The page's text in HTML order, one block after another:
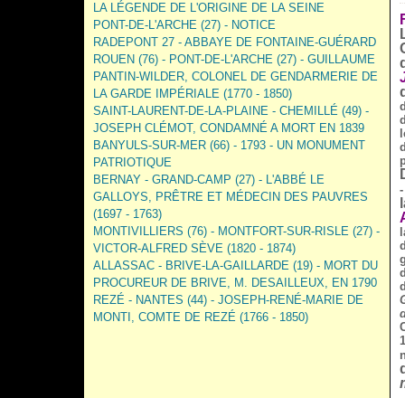
LA LÉGENDE DE L'ORIGINE DE LA SEINE
PONT-DE-L'ARCHE (27) - NOTICE
RADEPONT 27 - ABBAYE DE FONTAINE-GUÉRARD
ROUEN (76) - PONT-DE-L'ARCHE (27) - GUILLAUME
PANTIN-WILDER, COLONEL DE GENDARMERIE DE
LA GARDE IMPÉRIALE (1770 - 1850)
SAINT-LAURENT-DE-LA-PLAINE - CHEMILLÉ (49) -
JOSEPH CLÉMOT, CONDAMNÉ A MORT EN 1839
BANYULS-SUR-MER (66) - 1793 - UN MONUMENT
PATRIOTIQUE
BERNAY - GRAND-CAMP (27) - L'ABBÉ LE
GALLOYS, PRÊTRE ET MÉDECIN DES PAUVRES
(1697 - 1763)
MONTIVILLIERS (76) - MONTFORT-SUR-RISLE (27) -
VICTOR-ALFRED SÈVE (1820 - 1874)
ALLASSAC - BRIVE-LA-GAILLARDE (19) - MORT DU
PROCUREUR DE BRIVE, M. DESAILLEUX, EN 1790
REZÉ - NANTES (44) - JOSEPH-RENÉ-MARIE DE
MONTI, COMTE DE REZÉ (1766 - 1850)